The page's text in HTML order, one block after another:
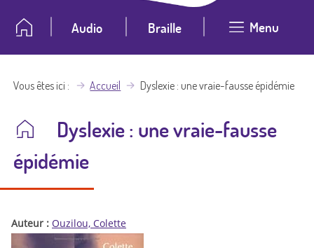
Audio Braille Menu
Vous êtes ici Accueil Dyslexie : une vraie-fausse épidémie
Dyslexie : une vraie-fausse
épidémie
Auteur : Ouzilou, Colette